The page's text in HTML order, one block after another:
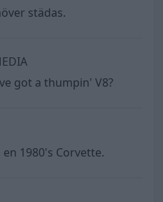
städas.
got a thumpin' V8?
1980's Corvette.